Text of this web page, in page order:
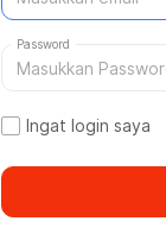
Password
Ingat login saya